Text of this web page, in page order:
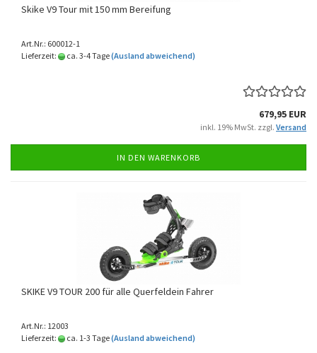
Skike V9 Tour mit 150 mm Bereifung
Art.Nr.: 600012-1
Lieferzeit:
ca. 3-4 Tage(Ausland abweichend)
679,95 EUR
inkl. 19% MwSt. zzgl. Versand
IN DEN WARENKORB
SKIKE V9 TOUR 200 für alle Querfeldein Fahrer
Art.Nr.: 12003
Lieferzeit:
ca. 1-3 Tage(Ausland abweichend)